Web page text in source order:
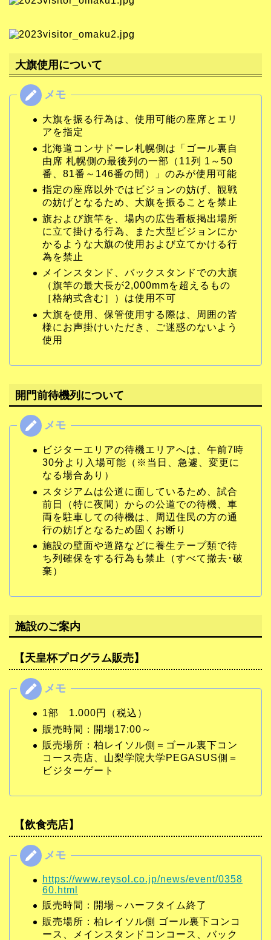
大旗使用について
大旗を振る行為は、使用可能の座席とエリ
アを指定
北海道コンサドーレ札幌側は「ゴール裏自
由席 札幌側の最後列の一部（11列 1～50
番、81番～146番の間）」のみが使用可能
指定の座席以外ではビジョンの妨げ、観戦
の妨げとなるため、大旗を振ることを禁止
旗および旗竿を、場内の広告看板掲出場所
に立て掛ける行為、また大型ビジョンにか
かるような大旗の使用および立てかける行
為を禁止
メインスタンド、バックスタンドでの大旗
（旗竿の最大長が2,000mmを超えるもの
［格納式含む］）は使用不可
大旗を使用、保管使用する際は、周囲の皆
様にお声掛けいただき、ご迷惑のないよう
使用
開門前待機列について
ビジターエリアの待機エリアへは、午前7時
30分より入場可能（※当日、急遽、変更に
なる場合あり）
スタジアムは公道に面しているため、試合
前日（特に夜間）からの公道での待機、車
両を駐車しての待機は、周辺住民の方の通
行の妨げとなるため固くお断り
施設の壁面や道路などに養生テープ類で待
ち列確保をする行為も禁止（すべて撤去･破
棄）
施設のご案内
【天皇杯プログラム販売】
1部 1.000円（税込）
販売時間：開場17:00～
販売場所：柏レイソル側＝ゴール裏下コン
コース売店、山梨学院大学PEGASUS側＝
ビジターゲート
【飲食売店】
https://www.reysol.co.jp/news/event/0358
60.html
販売時間：開場～ハーフタイム終了
販売場所：柏レイソル側 ゴール裏下コンコ
ース、メインスタンドコンコース、バック